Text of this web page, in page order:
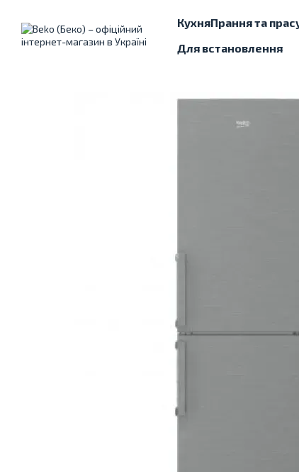
КухняПрання та
Для встановлення